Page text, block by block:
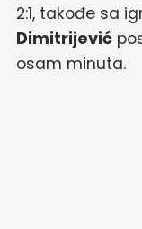
2:1, takođe sa
Dimitrijević
osam minuta.